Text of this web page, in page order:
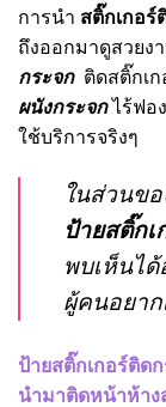
การนำ สติ๊กเกอร์
ถึงออกมาดูสวยง
กระจก ติดสติ๊กเ
ผนังกระจกไร้ฟอ
ใช้บริการจริงๆ
ในส่วนข
ป้ายสติ๊กเ
พบเห็นได้
ผู้คนอยา
ป้ายสติ๊กเกอร์ติด
นำมาติดหน้าห้าง